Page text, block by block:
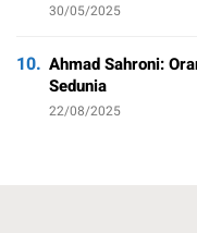
30/05/2025
10. Ahmad Sahroni:
Sedunia
22/08/2025